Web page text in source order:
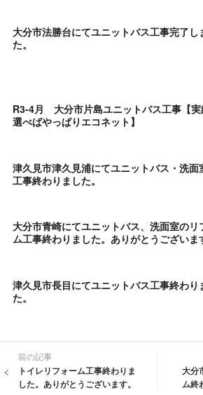
大分市法勝台にてユニットバス工事完了し
た。
R3-4月 大分市片島ユニットバス工事【実
選べばやっぱりエコネット】
津久見市津久見浦にてユニットバス・洗面
工事終わりました。
大分市青崎にてユニットバス、洗面室のリ
ム工事終わりました。ありがとうございま
津久見市長目にてユニットバス工事終わり
た。
前の記事
トイレリフォーム工事終わりま
した。ありがとうございます。
大分
ム終